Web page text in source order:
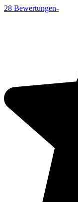
28 Bewertungen-